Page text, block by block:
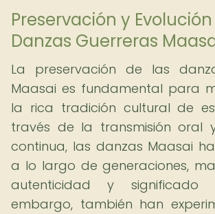
Preservación y
Danzas Guerreras
La preservación de las
Maasai es fundamental para
la rica tradición cultural de
través de la transmisión oral
continua, las danzas Maasai
a lo largo de generaciones,
autenticidad y significado
embargo, también han